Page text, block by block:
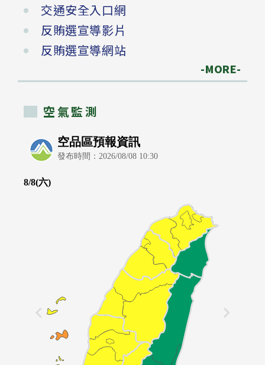
交通安全入口網
反賄選宣導影片
反賄選宣導網站
-MORE-
空氣監測